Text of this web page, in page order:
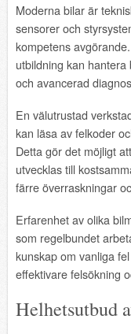
Moderna bilar är
sensorer och
kompetens
utbildning kan
och avancerad
En välutrustad
kan läsa av felkoder
Detta gör det möjligt
utvecklas till
färre överraskningar
Erfarenhet av olika
som regelbundet
kunskap om vanliga
effektivare felsökning
Helhetsutbud